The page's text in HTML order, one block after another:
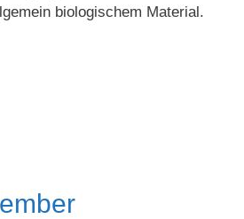
biologischem Material.